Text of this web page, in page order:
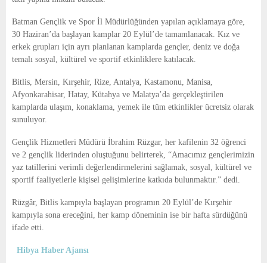
U
Batman Gençlik ve Spor İl Müdürlüğünden yapılan açıklamaya göre,
30 Haziran’da başlayan kamplar 20 Eylül’de tamamlanacak. Kız ve
erkek grupları için ayrı planlanan kamplarda gençler, deniz ve doğa
temalı sosyal, kültürel ve sportif etkinliklere katılacak.
Bitlis, Mersin, Kırşehir, Rize, Antalya, Kastamonu, Manisa,
Afyonkarahisar, Hatay, Kütahya ve Malatya’da gerçekleştirilen
kamplarda ulaşım, konaklama, yemek ile tüm etkinlikler ücretsiz olarak
sunuluyor.
Gençlik Hizmetleri Müdürü İbrahim Rüzgar, her kafilenin 32 öğrenci
ve 2 gençlik liderinden oluştuğunu belirterek, “Amacımız gençlerimizin
yaz tatillerini verimli değerlendirmelerini sağlamak, sosyal, kültürel ve
sportif faaliyetlerle kişisel gelişimlerine katkıda bulunmaktır.” dedi.
Rüzgâr, Bitlis kampıyla başlayan programın 20 Eylül’de Kırşehir
kampıyla sona ereceğini, her kamp döneminin ise bir hafta sürdüğünü
ifade etti.
Hibya Haber Ajansı